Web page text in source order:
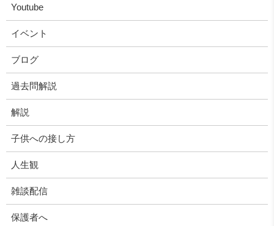
Youtube
イベント
ブログ
過去問解説
解説
子供への接し方
人生観
雑談配信
保護者へ